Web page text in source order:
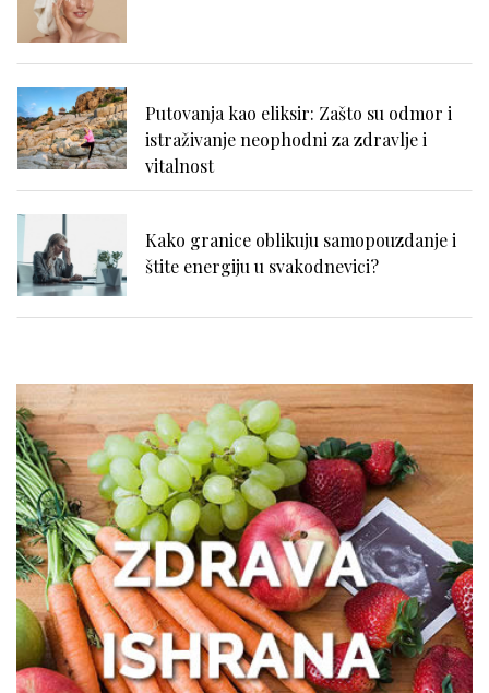
Putovanja kao eliksir: Zašto su odmor i
istraživanje neophodni za zdravlje i
vitalnost
Kako granice oblikuju samopouzdanje i
štite energiju u svakodnevici?
varenje: kako prepoznati uzrok?
Išijas bez panike: prvi koraci ka
oporavku
Zašto žene treba da obrate pažnju na
zdravlje creva